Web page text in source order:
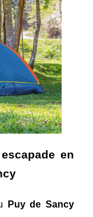
en
Puy de Sancy